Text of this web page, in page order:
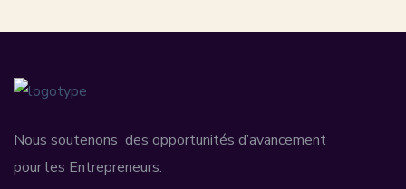
Nous soutenons des opportunités d’avancement
pour les Entrepreneurs.